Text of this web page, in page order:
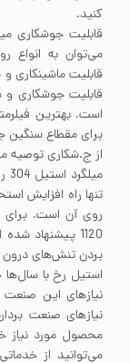
کنید.
می‌توان به
قابلیت جوشکاری و
از ج.شکاری توصیه
1120 پیشنهاد
بردن تنش‌های درون
استیل رخ با سال‌ها
نیاز‌های این صنعت
نیاز‌های صنعت
محصول مورد نیاز
می‌توانید از